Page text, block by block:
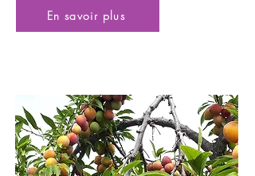
En savoir plus